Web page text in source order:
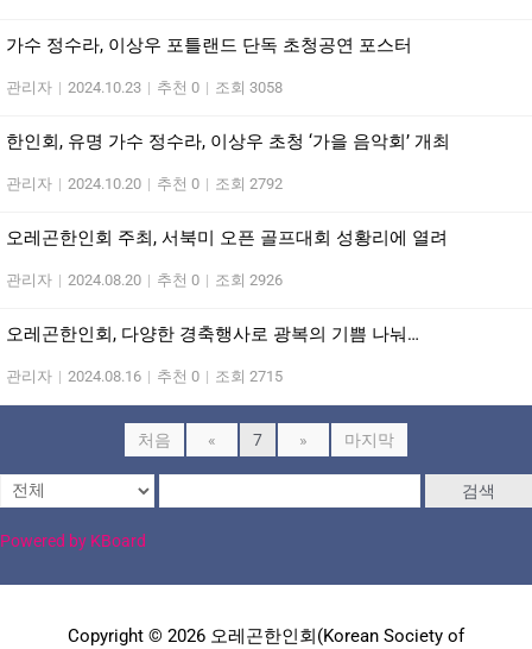
가수 정수라, 이상우 포틀랜드 단독 초청공연 포스터
관리자 | 2024.10.23 | 추천 0 | 조회 3058
한인회, 유명 가수 정수라, 이상우 초청 ‘가을 음악회’ 개최
관리자 | 2024.10.20 | 추천 0 | 조회 2792
오레곤한인회 주최, 서북미 오픈 골프대회 성황리에 열려
관리자 | 2024.08.20 | 추천 0 | 조회 2926
오레곤한인회, 다양한 경축행사로 광복의 기쁨 나눠…
관리자 | 2024.08.16 | 추천 0 | 조회 2715
처음 « 7 » 마지막
검색
Powered by KBoard
Copyright © 2026 오레곤한인회(Korean Society of